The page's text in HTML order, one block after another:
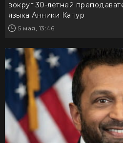
вокруг 30-летней
языка Анники Капур
5 мая, 13:46